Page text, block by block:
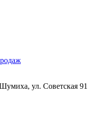
ул. Советская 91